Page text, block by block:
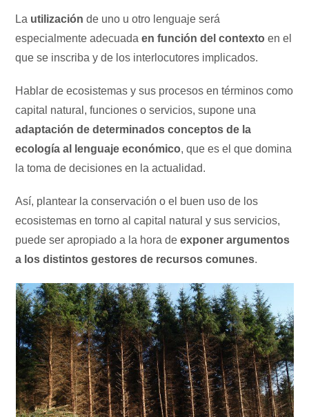
La utilización de uno u otro lenguaje será
especialmente adecuadaen función del contexto en el
que se inscriba y de los interlocutores implicados.
Hablar de ecosistemas y sus procesos en términos como
capital natural, funciones o servicios, supone una
adaptación de determinados conceptos de la
ecología al lenguaje económico, que es el que domina
la toma de decisiones en la actualidad.
Así, plantear la conservación o el buen uso de los
ecosistemas en torno al capital natural y sus servicios,
puede ser apropiado a la hora deexponer argumentos
a los distintos gestores de recursos comunes.